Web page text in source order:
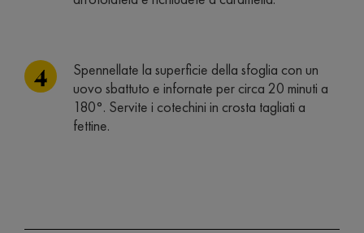
Spennellate la superficie della sfoglia con un
uovo sbattuto e infornate per circa 20 minuti a
180°. Servite i cotechini in crosta tagliati a
fettine.